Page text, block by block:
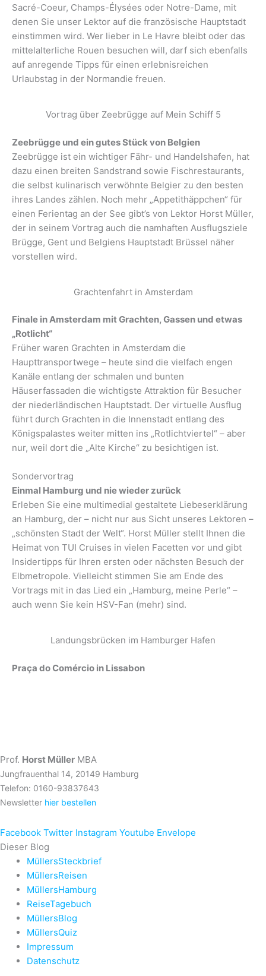
Sacré-Coeur, Champs-Élysées oder Notre-Dame, mit
denen Sie unser Lektor auf die französische Hauptstadt
einstimmen wird. Wer lieber in Le Havre bleibt oder das
mittelalterliche Rouen besuchen will, darf sich ebenfalls
auf anregende Tipps für einen erlebnisreichen
Urlaubstag in der Normandie freuen.
Vortrag über Zeebrügge auf Mein Schiff 5
Zeebrügge und ein gutes Stück von Belgien
Zeebrügge ist ein wichtiger Fähr- und Handelshafen, hat
dazu einen breiten Sandstrand sowie Fischrestaurants,
die selbst kulinarisch verwöhnte Belgier zu den besten
ihres Landes zählen. Noch mehr „Appetithäppchen“ für
einen Ferientag an der See gibt’s von Lektor Horst Müller,
der in seinem Vortrag auch die namhaften Ausflugsziele
Brügge, Gent und Belgiens Hauptstadt Brüssel näher
vorstellen wird.
Grachtenfahrt in Amsterdam
Finale in Amsterdam mit Grachten, Gassen und etwas
„Rotlicht“
Früher waren Grachten in Amsterdam die
Haupttransportwege – heute sind die vielfach engen
Kanäle entlang der schmalen und bunten
Häuserfassaden die wichtigste Attraktion für Besucher
der niederländischen Hauptstadt. Der virtuelle Ausflug
führt durch Grachten in die Innenstadt entlang des
Königspalastes weiter mitten ins „Rotlichtviertel“ – aber
nur, weil dort die „Alte Kirche“ zu besichtigen ist.
Sondervortrag
Einmal Hamburg und nie wieder zurück
Erleben Sie eine multimedial gestaltete Liebeserklärung
an Hamburg, der – nicht nur aus Sicht unseres Lektoren –
„schönsten Stadt der Welt“. Horst Müller stellt Ihnen die
Heimat von TUI Cruises in vielen Facetten vor und gibt
Insidertipps für Ihren ersten oder nächsten Besuch der
Elbmetropole. Vielleicht stimmen Sie am Ende des
Vortrags mit in das Lied ein „Hamburg, meine Perle“ –
auch wenn Sie kein HSV-Fan (mehr) sind.
Landungsbrücken im Hamburger Hafen
Praça do Comércio in Lissabon
Prof. Horst Müller MBA
Jungfrauenthal 14, 20149 Hamburg
Telefon: 0160-93837643
Newsletter hier bestellen
Facebook Twitter Instagram Youtube Envelope
Dieser Blog
MüllersSteckbrief
MüllersReisen
MüllersHamburg
ReiseTagebuch
MüllersBlog
MüllersQuiz
Impressum
Datenschutz